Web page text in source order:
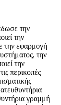
την
την
την εφαρμογή
την
την
περικοπές
γραμμή